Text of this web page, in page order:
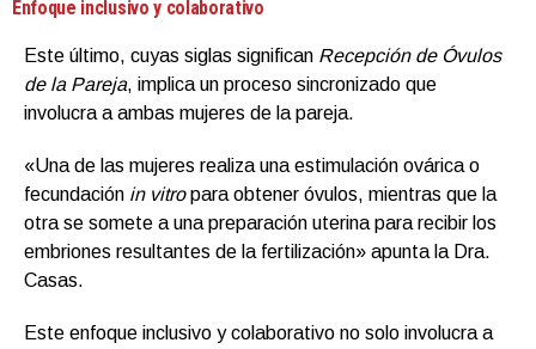
Enfoque inclusivo y colaborativo
Este último, cuyas siglas significan Recepción de Óvulos
de la Pareja, implica un proceso sincronizado que
involucra a ambas mujeres de la pareja.
«Una de las mujeres realiza una estimulación ovárica o
fecundación in vitropara obtener óvulos, mientras que la
otra se somete a una preparación uterina para recibir los
embriones resultantes de la fertilización» apunta la Dra.
Casas.
Este enfoque inclusivo y colaborativo no solo involucra a